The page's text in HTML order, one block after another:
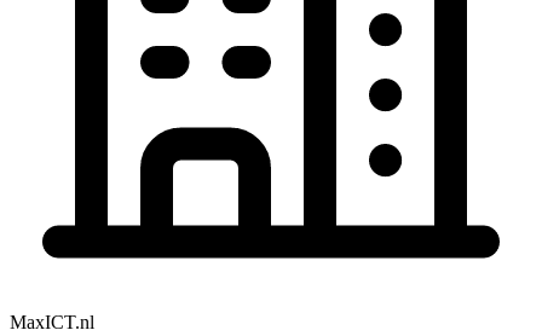
MaxICT.nl